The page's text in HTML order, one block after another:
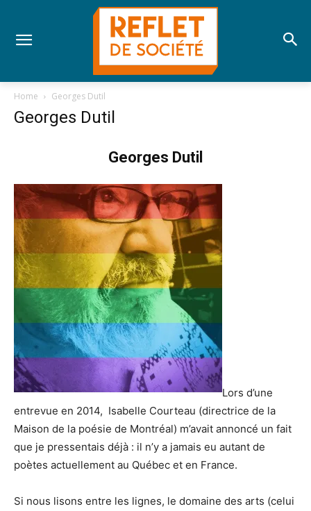
Home Georges Dutil
Georges Dutil
Georges Dutil
Lors d’une
entrevue en 2014, Isabelle Courteau (directrice de la
Maison de la poésie de Montréal) m’avait annoncé un fait
que je pressentais déjà : il n’y a jamais eu autant de
poètes actuellement au Québec et en France.
Si nous lisons entre les lignes, le domaine des arts (celui